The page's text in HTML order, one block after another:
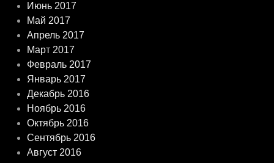
Июнь 2017
Май 2017
Апрель 2017
Март 2017
Февраль 2017
Январь 2017
Декабрь 2016
Ноябрь 2016
Октябрь 2016
Сентябрь 2016
Август 2016